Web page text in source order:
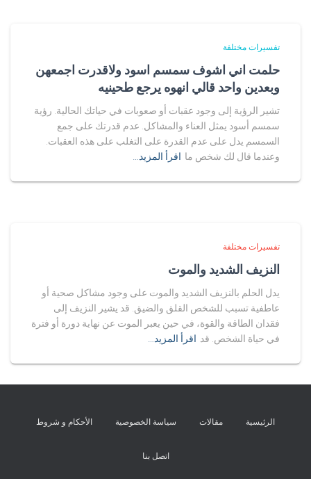
تفسيرات مختلفة
حلمت اني اشوف سمسم اسود ولاقدرت اجمعهن
وبعدين واحد قالي انهوه يرجع طحينيه
تشير الرؤية إلى وجود عقبات أو صعوبات في حياتك الحالية. رؤية
سمسم أسود يمثل العناء والمشاكل. عدم قدرتك على جمع
السمسم يدل على عدم القدرة على التغلب على هذه العقبات.
وعندما قال لك شخص ما اقرأ المزيد…
تفسيرات مختلفة
النزيف الشديد والموت
يدل الحلم بالنزيف الشديد والموت على وجود مشاكل صحية أو
عاطفية تسبب للشخص القلق والضيق. قد يشير النزيف إلى
فقدان الطاقة والقوة، في حين يعبر الموت عن نهاية دورة أو فترة
في حياة الشخص. قد اقرأ المزيد…
الرئيسية مقالات سياسة الخصوصية الأحكام و شروط
اتصل بنا